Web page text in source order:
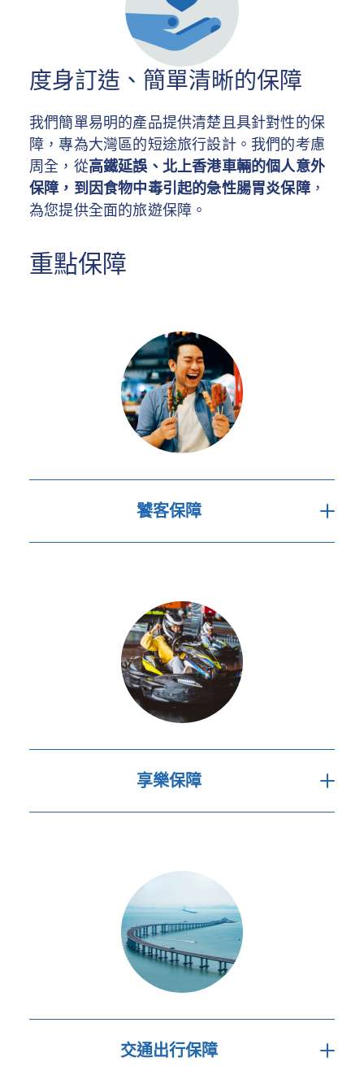
度身訂造、簡單清晰的保障
我們簡單易明的產品提供清楚且具針對性的保
障，專為大灣區的短途旅行設計。我們的考慮
周全，從高鐵延誤、北上香港車輛的個人意外
保障，到因食物中毒引起的急性腸胃炎保障，
為您提供全面的旅遊保障。
重點保障
饕客保障
享樂保障
室內滑雪
高爾夫球
獨木舟
直立板（SUP）
風帆交通出行保障